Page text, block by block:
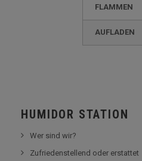
FLAMMEN
AUFLADEN
HUMIDOR STATION
Wer sind wir?
Zufriedenstellend oder erstattet